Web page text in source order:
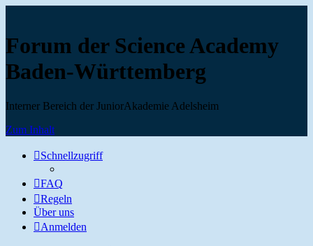
Forum der Science Academy
Baden-Württemberg
Interner Bereich der JuniorAkademie Adelsheim
Zum Inhalt
Schnellzugriff
FAQ
Regeln
Über uns
Anmelden